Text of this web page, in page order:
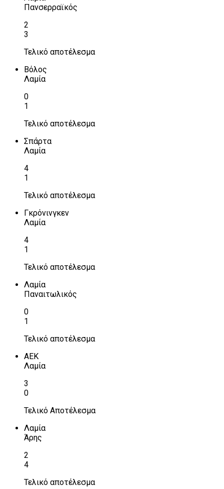
Πανσερραϊκός
2
3
Τελικό αποτέλεσμα
Βόλος
Λαμία
0
1
Τελικό αποτέλεσμα
Σπάρτα
Λαμία
4
1
Τελικό αποτέλεσμα
Γκρόνινγκεν
Λαμία
4
1
Τελικό αποτέλεσμα
Λαμία
Παναιτωλικός
0
1
Τελικό αποτέλεσμα
ΑΕΚ
Λαμία
3
0
Τελικό Αποτέλεσμα
Λαμία
Άρης
2
4
Τελικό αποτέλεσμα